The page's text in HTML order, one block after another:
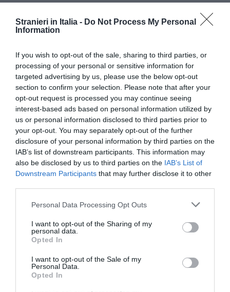
Stranieri in Italia - Do Not Process My Personal
Information
If you wish to opt-out of the sale, sharing to third parties, or
processing of your personal or sensitive information for
targeted advertising by us, please use the below opt-out
section to confirm your selection. Please note that after your
opt-out request is processed you may continue seeing
interest-based ads based on personal information utilized by
us or personal information disclosed to third parties prior to
your opt-out. You may separately opt-out of the further
disclosure of your personal information by third parties on the
IAB’s list of downstream participants. This information may
also be disclosed by us to third parties on the IAB’s List of
Downstream Participants that may further disclose it to other
Personal Data Processing Opt Outs
I want to opt-out of the Sharing of my
personal data.
Opted In
I want to opt-out of the Sale of my
Personal Data.
Opted In
dibattiti all’interno del Parlamento britannico.
Il piano Ruanda evidenzia le divisioni all’interno